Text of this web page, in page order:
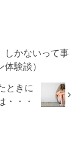
しかないって事
験談）
ときに
・・・